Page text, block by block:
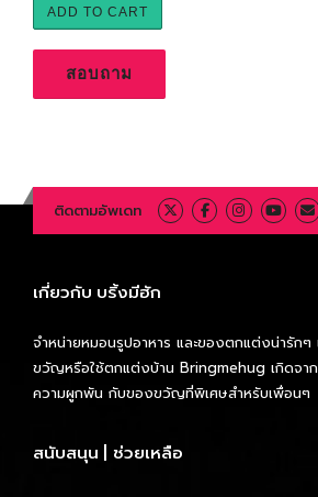
ADD TO CART
สอบถาม
ติดตามอัพเดท
เกี่ยวกับ บริ้งมีฮัก
จำหน่ายหมอนรูปอาหาร และของตกแต่งน่ารักๆ
ขวัญหรือใช้ตกแต่งบ้าน Bringmehug เกิดจา
ความผูกพัน กับของขวัญที่พิเศษสำหรับเพื่อนๆ
สนับสนุน | ช่วยเหลือ